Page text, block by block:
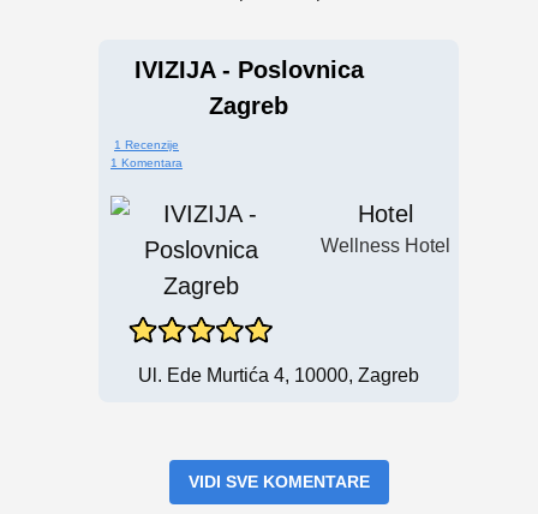
IVIZIJA - Poslovnica
Zagreb
1 Recenzije
1 Komentara
Hotel
Wellness Hotel
Ul. Ede Murtića 4, 10000, Zagreb
VIDI SVE KOMENTARE